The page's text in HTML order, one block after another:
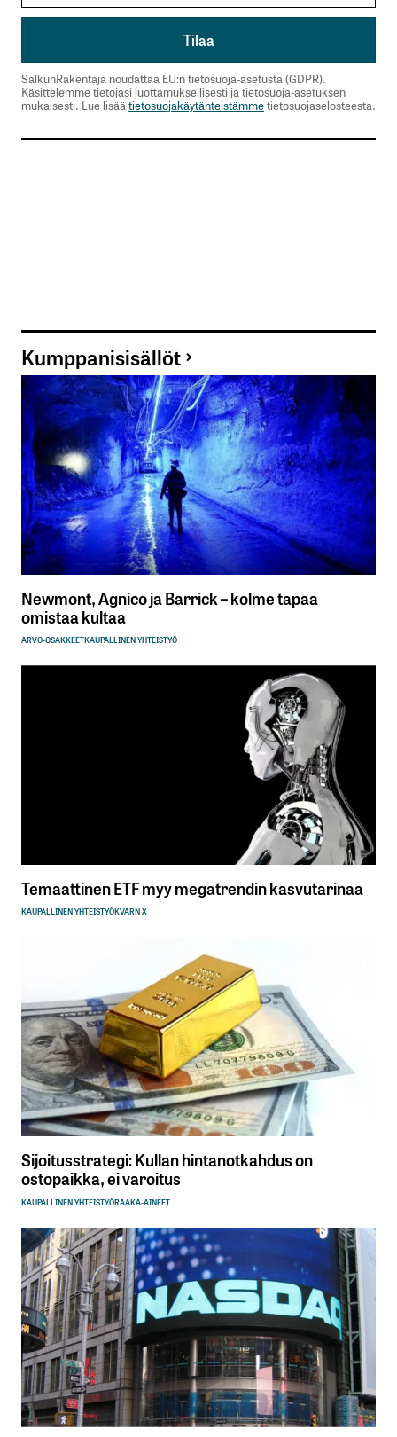
SalkunRakentaja noudattaa EU:n tietosuoja-asetusta (GDPR).
Käsittelemme tietojasi luottamuksellisesti ja tietosuoja-asetuksen
mukaisesti. Lue lisäätietosuojakäytänteistämmetietosuojaselosteesta.
Kumppanisisällöt
Newmont, Agnico ja Barrick – kolme tapaa
omistaa kultaa
ARVO-OSAKKEETKAUPALLINEN YHTEISTYÖ
Temaattinen ETF myy megatrendin kasvutarinaa
KAUPALLINEN YHTEISTYÖKVARN X
Sijoitusstrategi: Kullan hintanotkahdus on
ostopaikka, ei varoitus
KAUPALLINEN YHTEISTYÖRAAKA-AINEET